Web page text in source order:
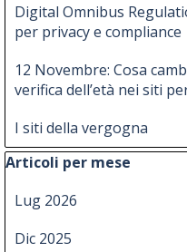
Digital Omnibus
per privacy e compliance
12 Novembre: Cosa
verifica dell’età nei siti
I siti della vergogna
Salta blocco Articoli
Articoli per mese
Lug 2026
Dic 2025